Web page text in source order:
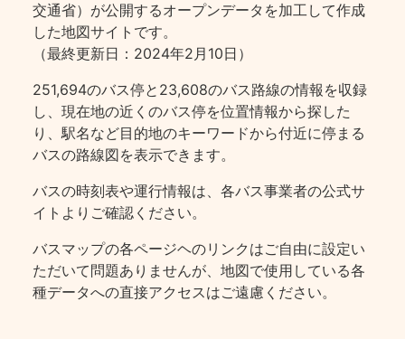
交通省）が公開するオープンデータを加工して作成
した地図サイトです。
（最終更新日：2024年2月10日）
251,694のバス停と23,608のバス路線の情報を収録
し、現在地の近くのバス停を位置情報から探した
り、駅名など目的地のキーワードから付近に停まる
バスの路線図を表示できます。
バスの時刻表や運行情報は、各バス事業者の公式サ
イトよりご確認ください。
バスマップの各ページヘのリンクはご自由に設定い
ただいて問題ありませんが、地図で使用している各
種データへの直接アクセスはご遠慮ください。